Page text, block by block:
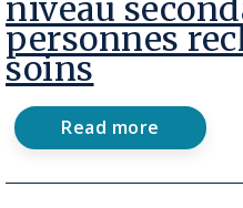
Obstacles
en
les
personnes
recherchant
soins
niveau
personnes
soins
Read more
about
aux